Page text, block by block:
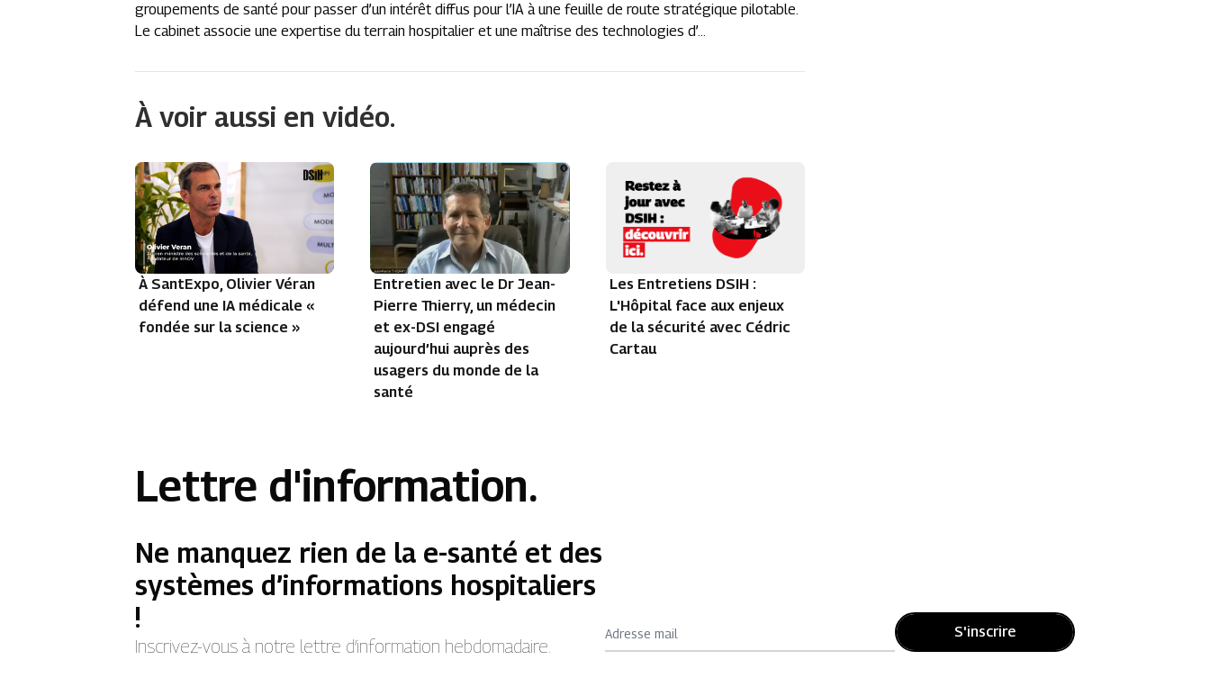
groupements de santé pour passer d’un intérêt diffus pour l’IA à une feuille de route stratégique pilotable.
Le cabinet associe une expertise du terrain hospitalier et une maîtrise des technologies d’...
À voir aussi en vidéo.
À SantExpo, Olivier Véran
défend une IA médicale «
fondée sur la science »
Entretien avec le Dr Jean-
Pierre Thierry, un médecin
et ex-DSI engagé
aujourd’hui auprès des
usagers du monde de la
santé
Les Entretiens DSIH :
L'Hôpital face aux enjeux
de la sécurité avec Cédric
Cartau
Lettre d'information.
Ne manquez rien de la e-santé et des
systèmes d’informations hospitaliers
!
Inscrivez-vous à notre lettre d’information hebdomadaire.
Adresse mail S'inscrire